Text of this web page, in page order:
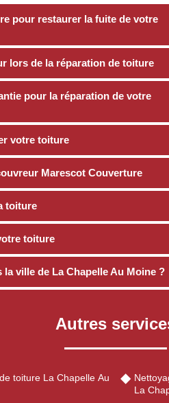
pour restaurer la fuite de votre
lors de la réparation de toiture
pour la réparation de votre
votre toiture
Marescot Couverture
toiture
toiture
ville de La Chapelle Au Moine ?
Autres
toiture La Chapelle Au
La